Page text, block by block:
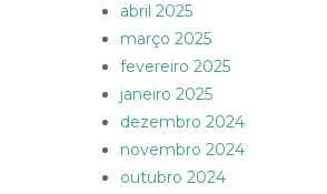
abril 2025
março 2025
fevereiro 2025
janeiro 2025
dezembro 2024
novembro 2024
outubro 2024